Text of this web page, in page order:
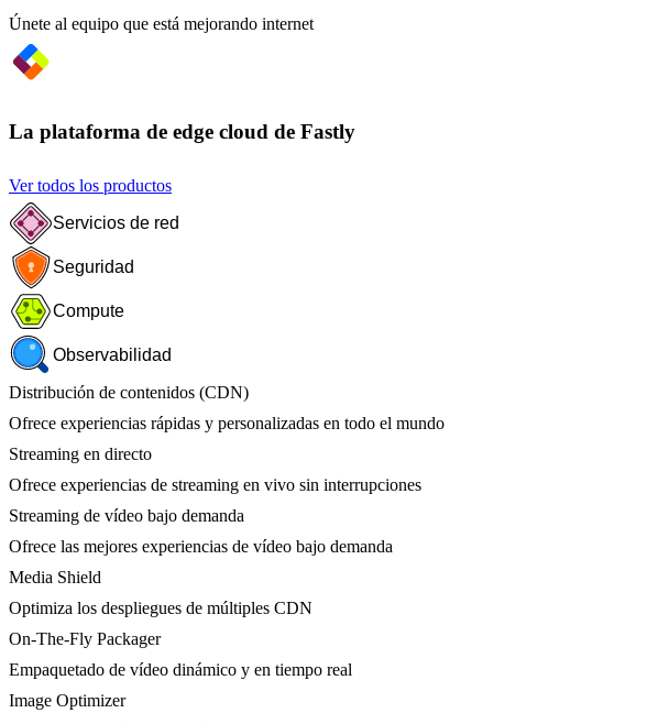
Únete al equipo que está mejorando internet
La plataforma de edge cloud de Fastly
Ver todos los productos
Servicios de red
Seguridad
Compute
Observabilidad
Distribución de contenidos (CDN)
Ofrece experiencias rápidas y personalizadas en todo el mundo
Streaming en directo
Ofrece experiencias de streaming en vivo sin interrupciones
Streaming de vídeo bajo demanda
Ofrece las mejores experiencias de vídeo bajo demanda
Media Shield
Optimiza los despliegues de múltiples CDN
On-The-Fly Packager
Empaquetado de vídeo dinámico y en tiempo real
Image Optimizer